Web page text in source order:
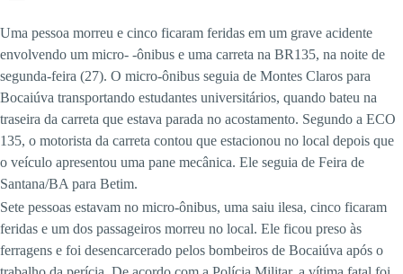
Uma pessoa morreu e cinco ficaram feridas em um grave acidente
envolvendo um micro- -ônibus e uma carreta na BR135, na noite de
segunda-feira (27). O micro-ônibus seguia de Montes Claros para
Bocaiúva transportando estudantes universitários, quando bateu na
traseira da carreta que estava parada no acostamento. Segundo a ECO
135, o motorista da carreta contou que estacionou no local depois que
o veículo apresentou uma pane mecânica. Ele seguia de Feira de
Santana/BA para Betim.
Sete pessoas estavam no micro-ônibus, uma saiu ilesa, cinco ficaram
feridas e um dos passageiros morreu no local. Ele ficou preso às
ferragens e foi desencarcerado pelos bombeiros de Bocaiúva após o